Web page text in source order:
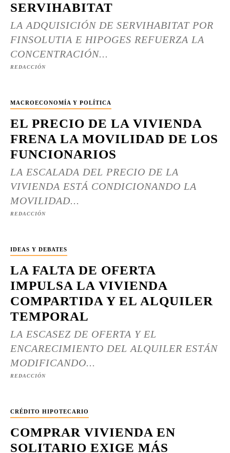
SERVIHABITAT
LA ADQUISICIÓN DE SERVIHABITAT POR
FINSOLUTIA E HIPOGES REFUERZA LA
CONCENTRACIÓN...
REDACCIÓN
MACROECONOMÍA Y POLÍTICA
EL PRECIO DE LA VIVIENDA
FRENA LA MOVILIDAD DE LOS
FUNCIONARIOS
LA ESCALADA DEL PRECIO DE LA
VIVIENDA ESTÁ CONDICIONANDO LA
MOVILIDAD...
REDACCIÓN
IDEAS Y DEBATES
LA FALTA DE OFERTA
IMPULSA LA VIVIENDA
COMPARTIDA Y EL ALQUILER
TEMPORAL
LA ESCASEZ DE OFERTA Y EL
ENCARECIMIENTO DEL ALQUILER ESTÁN
MODIFICANDO...
REDACCIÓN
CRÉDITO HIPOTECARIO
COMPRAR VIVIENDA EN
SOLITARIO EXIGE MÁS